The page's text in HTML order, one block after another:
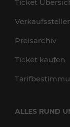
Ticket
Preisarchiv
Ticket kaufen
ALLES RUND